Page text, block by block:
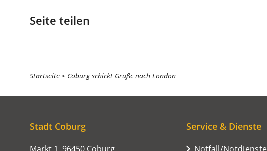
Seite teilen
Sie
befinden
hier:
Startseite Coburg schickt Grüße nach London
Stadt Coburg
Markt 1, 96450 Coburg
Service & Dienste
Notfall/Notdienste